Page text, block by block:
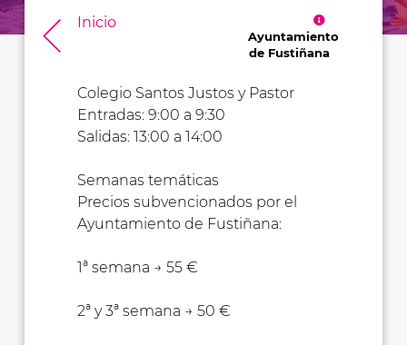
Inicio
Ayuntamiento
de Fustiñana
Colegio Santos Justos y Pastor
Entradas: 9:00 a 9:30
Salidas: 13:00 a 14:00
Semanas temáticas
Precios subvencionados por el
Ayuntamiento de Fustiñana:
1ª semana → 55 €
2ª y 3ª semana → 50 €